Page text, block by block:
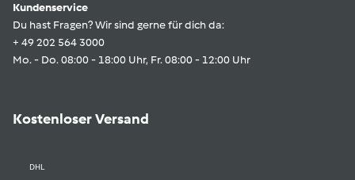
Kundenservice
Du hast Fragen? Wir sind gerne für dich da:
+ 49 202 564 3000
Mo. - Do. 08:00 - 18:00 Uhr, Fr. 08:00 - 12:00 Uhr
Kostenloser Versand
DHL